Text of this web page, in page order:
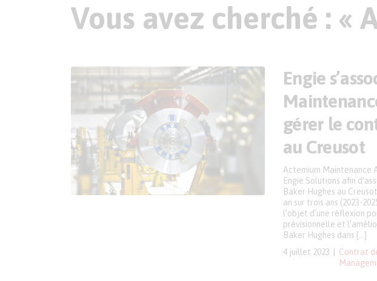
Vous avez cherché : «
Engie
gérer le
au Creusot
4 juillet 2023 Contrat
Actemium Maintenance
Engie Solutions afin
Baker Hughes au
an sur trois ans (2023-
l’objet d’une réflexion
prévisionnelle et
Baker Hughes dans […]